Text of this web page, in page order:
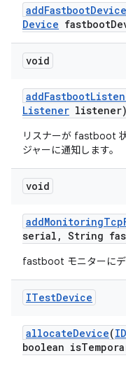
addFastbootDevice
Device fastboot
void
addFastboot
Listener listener)
リスナーが fastboot
ジャーに通知します。
void
addMonitoringTcp
serial , String
fastboot モニターにデ
ITestDevice
allocateDevice(
boolean is